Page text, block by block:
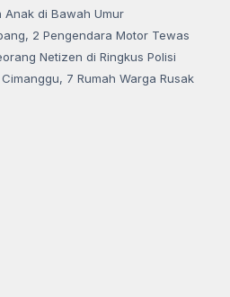
Anak di Bawah Umur
2 Pengendara Motor Tewas
Netizen di Ringkus Polisi
7 Rumah Warga Rusak